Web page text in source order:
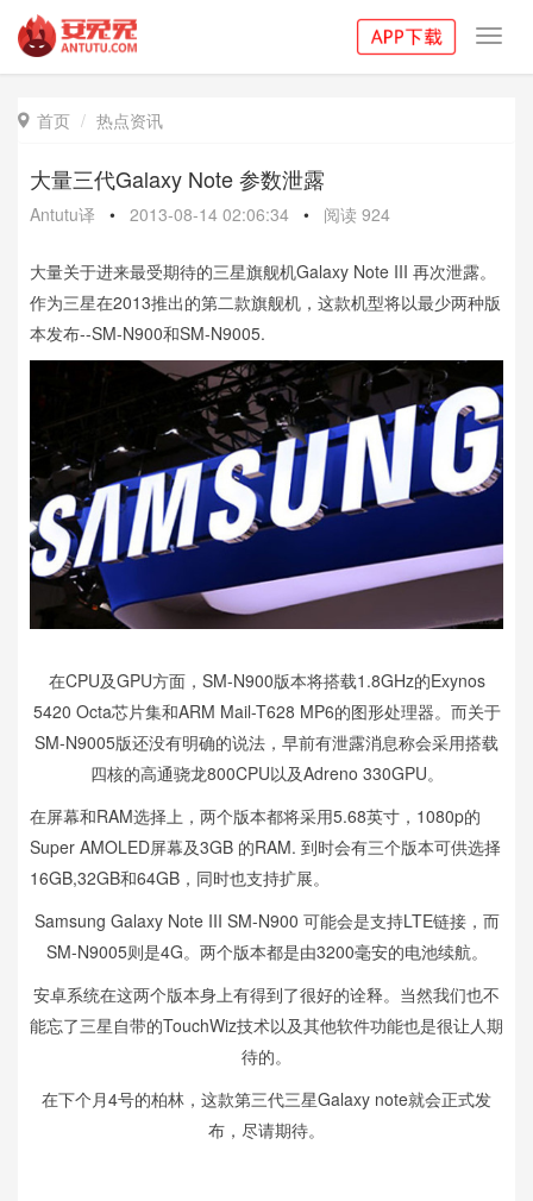
 首页 热点资讯
大量三代Galaxy Note 参数泄露
Antutu译 • 2013-08-14 02:06:34 • 阅读 924
大量关于进来最受期待的三星旗舰机Galaxy Note III 再次泄露。
作为三星在2013推出的第二款旗舰机，这款机型将以最少两种版
本发布--SM-N900和SM-N9005.
在CPU及GPU方面，SM-N900版本将搭载1.8GHz的Exynos
5420 Octa芯片集和ARM Mail-T628 MP6的图形处理器。而关于
SM-N9005版还没有明确的说法，早前有泄露消息称会采用搭载
四核的高通骁龙800CPU以及Adreno 330GPU。
在屏幕和RAM选择上，两个版本都将采用5.68英寸，1080p的
Super AMOLED屏幕及3GB 的RAM. 到时会有三个版本可供选择
16GB,32GB和64GB，同时也支持扩展。
Samsung Galaxy Note III SM-N900 可能会是支持LTE链接，而
SM-N9005则是4G。两个版本都是由3200毫安的电池续航。
安卓系统在这两个版本身上有得到了很好的诠释。当然我们也不
能忘了三星自带的TouchWiz技术以及其他软件功能也是很让人期
待的。
在下个月4号的柏林，这款第三代三星Galaxy note就会正式发
布，尽请期待。